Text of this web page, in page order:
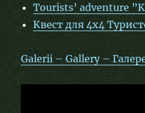
Tourists’ adventure
Kвест для 4х4
Galerii – Gallery –